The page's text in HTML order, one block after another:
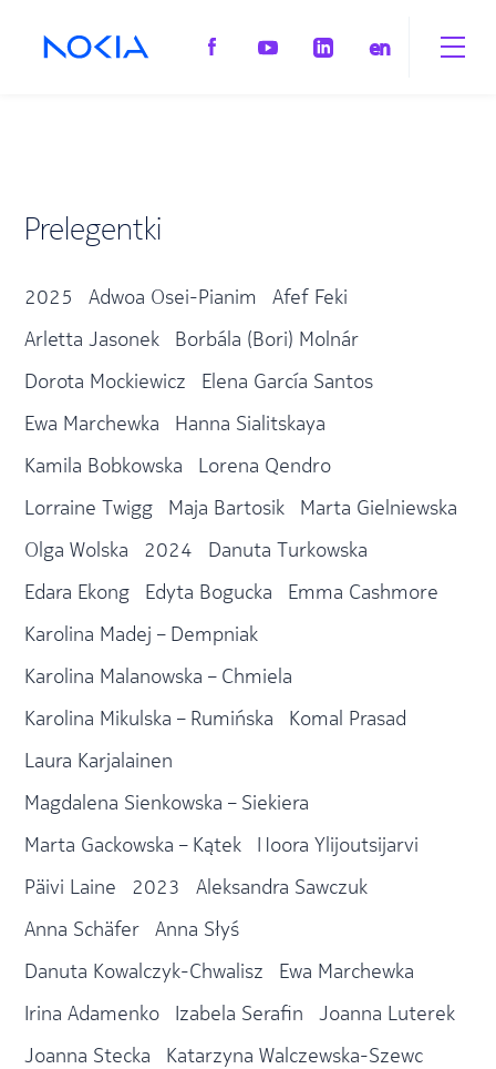
en
Prelegentki
2025 Adwoa Osei-Pianim
Afef Feki
Arletta Jasonek
Borbála (Bori) Molnár
Dorota Mockiewicz
Elena García Santos​
Ewa Marchewka
Hanna Sialitskaya
Kamila Bobkowska
Lorena Qendro
Lorraine Twigg
Maja Bartosik
Marta Gielniewska
Olga Wolska
2024
Danuta Turkowska
Edara Ekong
Edyta Bogucka
Emma Cashmore
Karolina Madej – Dempniak
Karolina Malanowska – Chmiela
Karolina Mikulska – Rumińska
Komal Prasad
Laura Karjalainen
Magdalena Sienkowska – Siekiera
Marta Gackowska – Kątek
Noora Ylijoutsijarvi
Päivi Laine
2023
Aleksandra Sawczuk
Anna Schäfer
Anna Słyś
Danuta Kowalczyk-Chwalisz
Ewa Marchewka
Irina Adamenko
Izabela Serafin
Joanna Luterek
Joanna Stecka
Katarzyna Walczewska-Szewc